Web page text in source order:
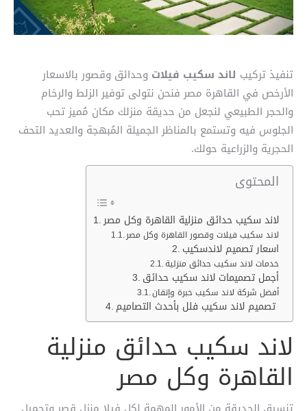
تنفيذ تركيب لاند سكيب فيلات وحدائق وقصور بالاسعار
الأرخص في القاهرة مصر فنحن نتولى توفير الزلط والرخام
والحجر الطبيعي لنجعل من حديقة منزلك مكان مُميز تحب
الجلوس فيه وتستمع بالمناظر الجميلة المُبهجة والعديد التحف
الحجرية والزراعية حولك.
المحتوى
لاند سكيب حدائق منزلية القاهرة وكل مصر
لاند سكيب فيلات وقصور القاهرة وكل مصر
اسعار تصميم لاندسكيب
خدمات لاند سكيب حدائق منزلية
أجمل تصميمات لاند سكيب حدائق
أفضل شركة لاند سكيب خبرة وإتقان
لاند سكيب حدائق منزلية
القاهرة وكل مصر